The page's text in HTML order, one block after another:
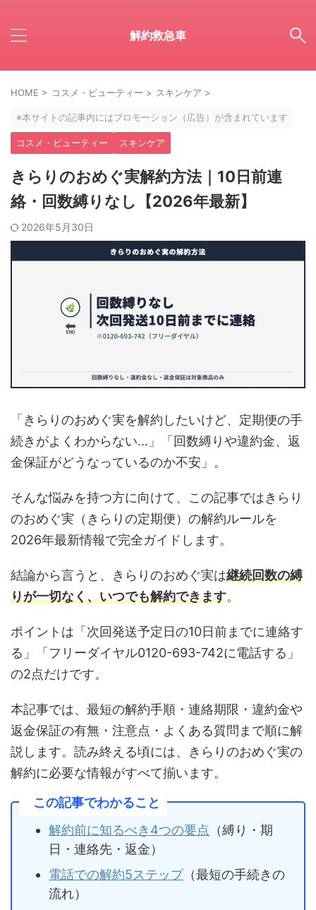
解約救急車
HOME > コスメ・ビューティー > スキンケア >
※本サイトの記事内にはプロモーション（広告）が含まれています
コスメ・ビューティー スキンケア
きらりのおめぐ実解約方法｜10日前連
絡・回数縛りなし【2026年最新】
2026年5月30日
「きらりのおめぐ実を解約したいけど、定期便の手
続きがよくわからない…」「回数縛りや違約金、返
金保証がどうなっているのか不安」。
そんな悩みを持つ方に向けて、この記事ではきらり
のおめぐ実（きらりの定期便）の解約ルールを
2026年最新情報で完全ガイドします。
結論から言うと、きらりのおめぐ実は継続回数の縛
りが一切なく、いつでも解約できます。
ポイントは「次回発送予定日の10日前までに連絡す
る」「フリーダイヤル0120-693-742に電話する」
の2点だけです。
本記事では、最短の解約手順・連絡期限・違約金や
返金保証の有無・注意点・よくある質問まで順に解
説します。読み終える頃には、きらりのおめぐ実の
解約に必要な情報がすべて揃います。
この記事でわかること
解約前に知るべき4つの要点 （縛り・期
日・連絡先・返金）
電話での解約5ステップ（最短の手続きの
流れ）